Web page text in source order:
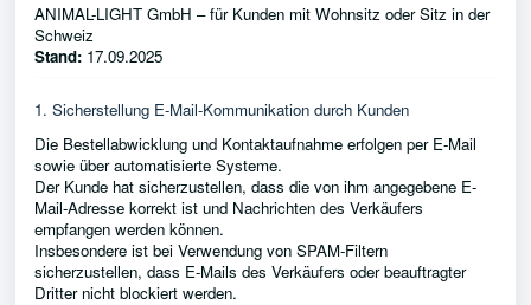
ANIMAL-LIGHT GmbH – für Kunden mit Wohnsitz oder Sitz in der
Schweiz
Stand: 17.09.2025
1. Sicherstellung E-Mail-Kommunikation durch Kunden
Die Bestellabwicklung und Kontaktaufnahme erfolgen per E-Mail
sowie über automatisierte Systeme.
Der Kunde hat sicherzustellen, dass die von ihm angegebene E-
Mail-Adresse korrekt ist und Nachrichten des Verkäufers
empfangen werden können.
Insbesondere ist bei Verwendung von SPAM-Filtern
sicherzustellen, dass E-Mails des Verkäufers oder beauftragter
Dritter nicht blockiert werden.